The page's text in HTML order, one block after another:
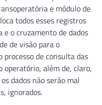
e módulo de
todos esses registros
o cruzamento de dados
de visão para o
de consulta das
operatório, além de, claro,
dados não serão mal
ignorados.